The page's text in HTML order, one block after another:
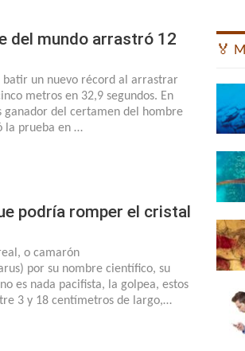
del mundo arrastró 12
batir un nuevo récord al arrastrar
metros en 32,9 segundos. En
ganador del certamen del hombre
la prueba en …
podría romper el cristal
o camarón
por su nombre científico, su
es nada pacifista, la golpea, estos
3 y 18 centímetros de largo,…
🏅